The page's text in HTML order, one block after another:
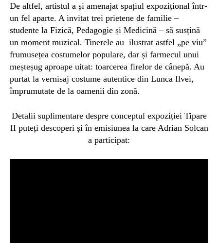
De altfel, artistul a și amenajat spațiul expozițional într-
un fel aparte. A invitat trei prietene de familie –
studente la Fizică, Pedagogie și Medicină – să susțină
un moment muzical. Tinerele au ilustrat astfel „pe viu”
frumusețea costumelor populare, dar și farmecul unui
meșteșug aproape uitat: toarcerea firelor de cânepă. Au
purtat la vernisaj costume autentice din Lunca Ilvei,
împrumutate de la oamenii din zonă.
Detalii suplimentare despre conceptul expoziției Tipare
II puteți descoperi și în emisiunea la care Adrian Solcan
a participat: